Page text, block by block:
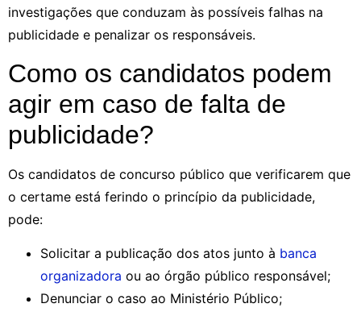
investigações que conduzam às possíveis falhas na
publicidade e penalizar os responsáveis.
Como os candidatos podem
agir em caso de falta de
publicidade?
Os candidatos de concurso público que verificarem que
o certame está ferindo o princípio da publicidade,
pode:
Solicitar a publicação dos atos junto à banca
organizadora ou ao órgão público responsável;
Denunciar o caso ao Ministério Público;